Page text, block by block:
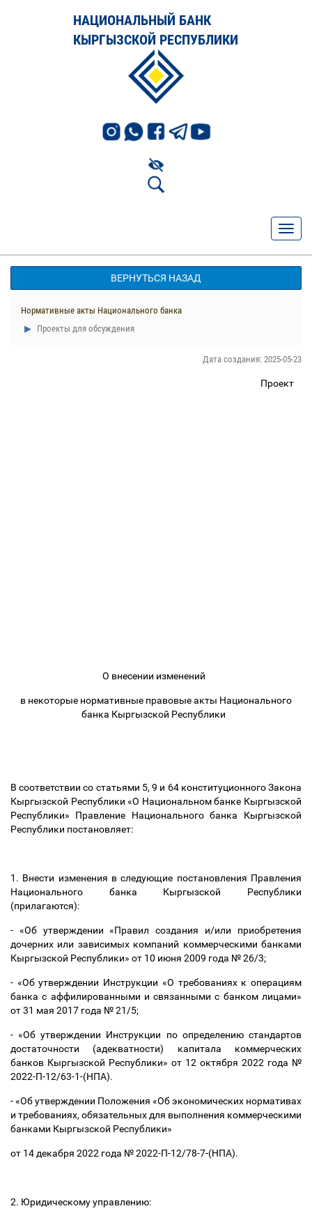
НАЦИОНАЛЬНЫЙ БАНК
КЫРГЫЗСКОЙ РЕСПУБЛИКИ
ВЕРНУТЬСЯ НАЗАД
Нормативные акты Национального банка
Проекты для обсуждения
Дата создания: 2025-05-23
Проект
О внесении изменений
в некоторые нормативные правовые акты Национального
банка Кыргызской Республики
В соответствии со статьями 5, 9 и 64 конституционного Закона
Кыргызской Республики «О Национальном банке Кыргызской
Республики» Правление Национального банка Кыргызской
Республики постановляет:
1. Внести изменения в следующие постановления Правления
Национального банка Кыргызской Республики
(прилагаются):
- «Об утверждении «Правил создания и/или приобретения
дочерних или зависимых компаний коммерческими банками
Кыргызской Республики» от 10 июня 2009 года № 26/3;
- «Об утверждении Инструкции «О требованиях к операциям
банка с аффилированными и связанными с банком лицами»
от 31 мая 2017 года № 21/5;
- «Об утверждении Инструкции по определению стандартов
достаточности (адекватности) капитала коммерческих
банков Кыргызской Республики» от 12 октября 2022 года №
2022-П-12/63-1-(НПА).
- «Об утверждении Положения «Об экономических нормативах
и требованиях, обязательных для выполнения коммерческими
банками Кыргызской Республики»
от 14 декабря 2022 года № 2022-П-12/78-7-(НПА).
2. Юридическому управлению: